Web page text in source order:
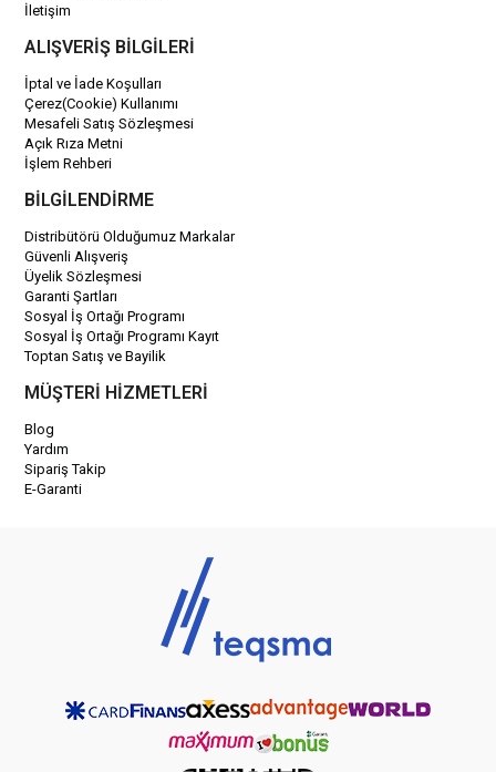
İletişim
ALIŞVERİŞ BİLGİLERİ
İptal ve İade Koşulları
Çerez(Cookie) Kullanımı
Mesafeli Satış Sözleşmesi
Açık Rıza Metni
İşlem Rehberi
BİLGİLENDİRME
Distribütörü Olduğumuz Markalar
Güvenli Alışveriş
Üyelik Sözleşmesi
Garanti Şartları
Sosyal İş Ortağı Programı
Sosyal İş Ortağı Programı Kayıt
Toptan Satış ve Bayilik
MÜŞTERİ HİZMETLERİ
Blog
Yardım
Sipariş Takip
E-Garanti